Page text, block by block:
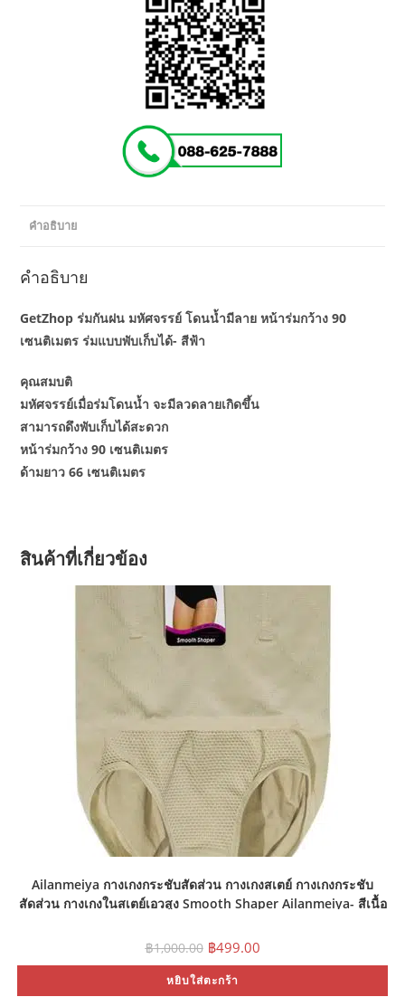
คำอธิบาย
คำอธิบาย
GetZhop ร่มกันฝน มหัศจรรย์ โดนน้ำมีลาย หน้าร่มกว้าง 90
เซนติเมตร ร่มแบบพับเก็บได้- สีฟ้า
คุณสมบติ
มหัศจรรย์เมื่อร่มโดนน้ำ จะมีลวดลายเกิดขึ้น
สามารถดึงพับเก็บได้สะดวก
หน้าร่มกว้าง 90 เซนติเมตร
ด้ามยาว 66 เซนติเมตร
สินค้าที่เกี่ยวข้อง
Ailanmeiya กางเกงกระชับสัดส่วน กางเกงสเตย์ กางเกงกระชับ
สัดส่วน กางเกงในสเตย์เอวสูง Smooth Shaper Ailanmeiya- สีเนื้อ
฿1,000.00 Original
price
was:
฿1,000.00.
฿499.00Current
price
is:
หยิบใส่ตะกร้า